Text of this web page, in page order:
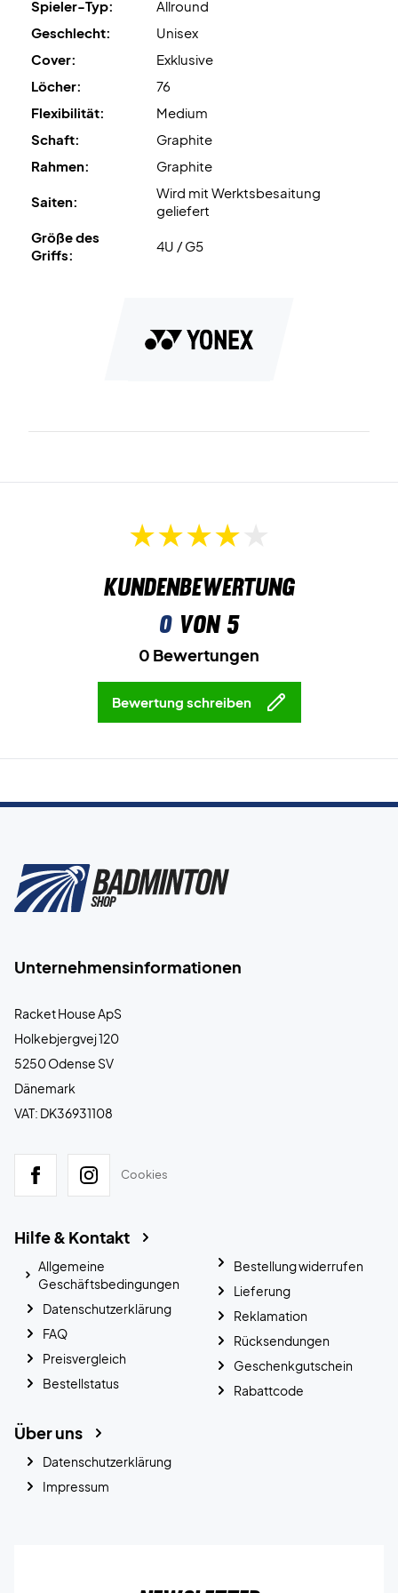
Spieler-Typ:
Allround
Geschlecht:
Unisex
Cover:
Exklusive
Löcher:
76
Flexibilität:
Medium
Schaft:
Graphite
Rahmen:
Graphite
Saiten:
Wird mit Werktsbesaitung
geliefert
Größe des
Griffs:
4U / G5
Kundenbewertung
0von 5
0 Bewertungen
Bewertung schreiben
Unternehmensinformationen
Racket House ApS
Holkebjergvej 120
5250 Odense SV
Dänemark
VAT: DK36931108
Cookies
Hilfe & Kontakt
Allgemeine
Geschäftsbedingungen
Datenschutzerklärung
FAQ
Preisvergleich
Bestellstatus
Bestellung widerrufen
Lieferung
Reklamation
Rücksendungen
Geschenkgutschein
Rabattcode
Über uns
Datenschutzerklärung
Impressum